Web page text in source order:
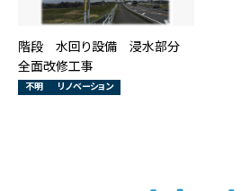
階段 水回り設備 浸水部分
全面改修工事
不明 リノベーション